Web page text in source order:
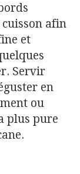
afin
et
Servir
en
ou
plus pure